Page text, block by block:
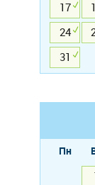
17
24
31
Пн